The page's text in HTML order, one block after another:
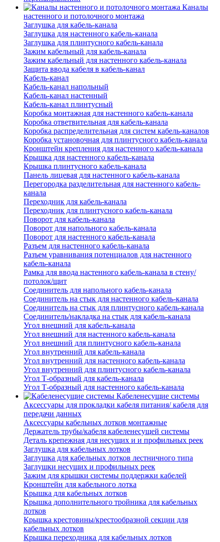
Каналы
настенного и потолочного монтажа
Заглушка для кабель-канала
Заглушка для настенного кабель-канала
Заглушка для плинтусного кабель-канала
Зажим кабельный для кабель-канала
Зажим кабельный для настенного кабель-канала
Защита ввода кабеля в кабель-канал
Кабель-канал
Кабель-канал напольный
Кабель-канал настенный
Кабель-канал плинтусный
Коробка монтажная для настенного кабель-канала
Коробка ответвительная для кабель-канала
Коробка распределительная для систем кабель-каналов
Коробка установочная для плинтусного кабель-канала
Кронштейн крепления для настенного кабель-канала
Крышка для настенного кабель-канала
Крышка плинтусного кабель-канала
Панель лицевая для настенного кабель-канала
Перегородка разделительная для настенного кабель-
канала
Переходник для кабель-канала
Переходник для плинтусного кабель-канала
Поворот для кабель-канала
Поворот для напольного кабель-канала
Поворот для настенного кабель-канала
Разъем для настенного кабель-канала
Разъем уравнивания потенциалов для настенного
кабель-канала
Рамка для ввода настенного кабель-канала в стену/
потолок/щит
Соединитель для напольного кабель-канала
Соединитель на стык для настенного кабель-канала
Соединитель на стык для плинтусного кабель-канала
Соединитель/накладка на стык для кабель-канала
Угол внешний для кабель-канала
Угол внешний для настенного кабель-канала
Угол внешний для плинтусного кабель-канала
Угол внутренний для кабель-канала
Угол внутренний для настенного кабель-канала
Угол внутренний для плинтусного кабель-канала
Угол Т-образный для кабель-канала
Угол Т-образный для настенного кабель-канала
Кабеленесущие системы
Аксессуары для прокладки кабеля питания/ кабеля для
передачи данных
Аксессуары кабельных лотков монтажные
Держатель трубы/кабеля кабеленесущей системы
Деталь крепежная для несущих и и профильных реек
Заглушка для кабельных лотков
Заглушка для кабельных лотков лестничного типа
Заглушки несущих и профильных реек
Зажим для крышки системы поддержки кабелей
Кронштейн для кабельного лотка
Крышка для кабельных лотков
Крышка дополнительного тройника для кабельных
лотков
Крышка крестовины/крестообразной секции для
кабельных лотков
Крышка переходника для кабельных лотков